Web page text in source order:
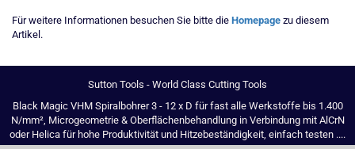
Für weitere Informationen besuchen Sie bitte die Homepage zu diesem
Artikel.
Sutton Tools - World Class Cutting Tools
Black Magic VHM Spiralbohrer 3 - 12 x D für fast alle Werkstoffe bis 1.400
N/mm², Microgeometrie & Oberflächenbehandlung in Verbindung mit AlCrN
oder Helica für hohe Produktivität und Hitzebeständigkeit, einfach testen ....